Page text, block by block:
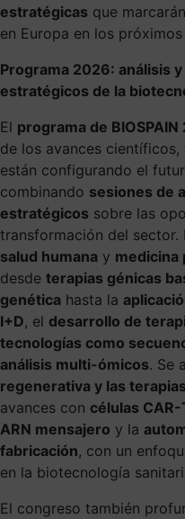
estratégicas que
en Europa en los próximos
Programa 2026: análisis
estratégicos de la
El programa de BIOSPAIN
de los avances
están configurando el
combinando sesiones de
estratégicos sobre las
transformación del sector.
salud humana y medicina
desde terapias génicas
genética hasta la
I+D, el desarrollo de
tecnologías como
análisis multi-ómicos. Se
regenerativa y las
avances con células CAR-
ARN mensajero y la
fabricación, con un
en la biotecnología
El congreso también